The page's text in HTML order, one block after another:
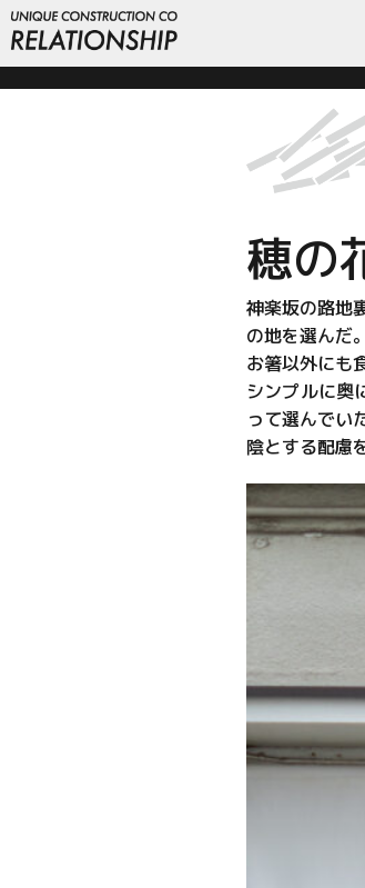
穂の
神楽坂の路地
の地を選んだ。
お箸以外にも
シンプルに奥
って選んでい
陰とする配慮